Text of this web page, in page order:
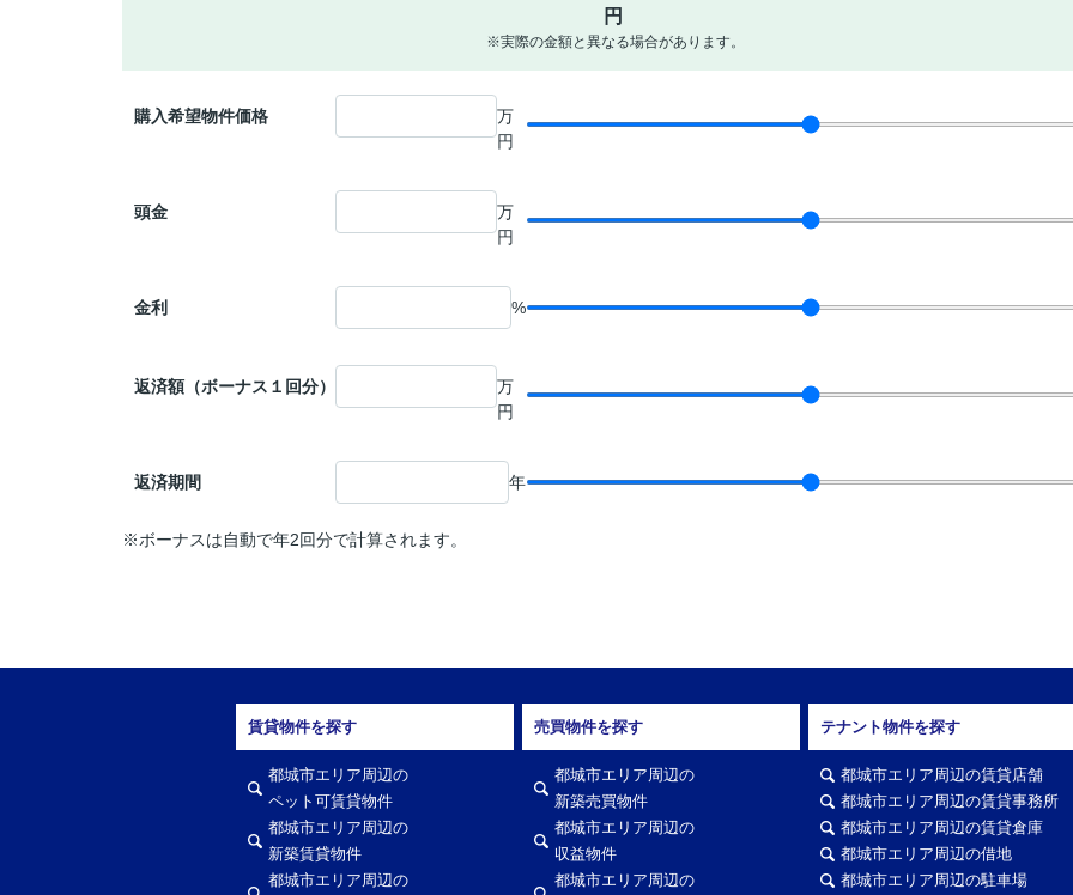
円
※実際の金額と異なる場合があります。
購入希望物件価格
万
円
頭金
万
円
金利 %
返済額（ボーナス１回分）
万
円
返済期間 年
※ボーナスは自動で年2回分で計算されます。
賃貸物件を探す
都城市エリア周辺の
ペット可賃貸物件
都城市エリア周辺の
新築賃貸物件
都城市エリア周辺の
売買物件を探す
都城市エリア周辺の
新築売買物件
都城市エリア周辺の
収益物件
都城市エリア周辺の
テナント物件を探す
都城市エリア周辺の賃貸店舗
都城市エリア周辺の賃貸事務所
都城市エリア周辺の賃貸倉庫
都城市エリア周辺の借地
都城市エリア周辺の駐車場